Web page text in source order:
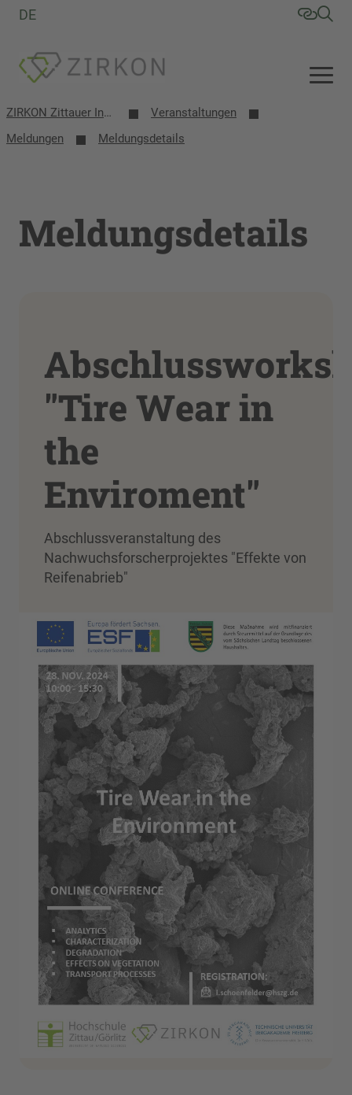
DE
ZIRKON Zittauer Institut für Verfahrensentwicklung, Kreislaufwirtschaft, Oberflächentechnik, Naturstoffforschung
Veranstaltungen
Meldungen
Meldungsdetails
Meldungsdetails
"Tire Wear in
the
Enviroment"
Abschlussveranstaltung des
Nachwuchsforscherprojektes "Effekte von
Reifenabrieb"